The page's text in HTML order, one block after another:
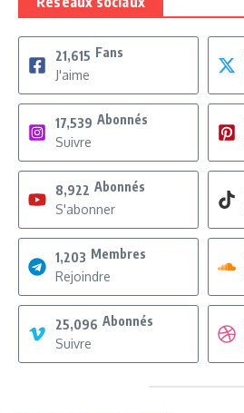
21,615 Fans
J'aime
17,539 Abonnés
Suivre
8,922 Abonnés
S'abonner
1,203 Membres
Rejoindre
25,096 Abonnés
Suivre